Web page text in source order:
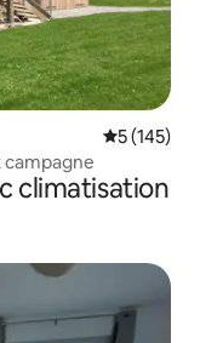
Note
5 (145)
campagne
climatisation
aimés